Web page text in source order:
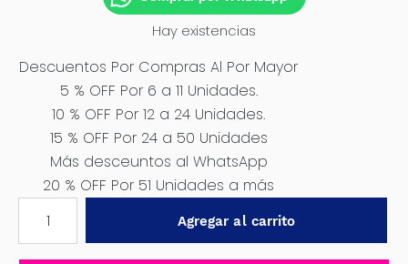
Hay existencias
Descuentos Por Compras Al Por Mayor
5 % OFF Por 6 a 11 Unidades.
10 % OFF Por 12 a 24 Unidades.
15 % OFF Por 24 a 50 Unidades
Más desceuntos al WhatsApp
20 % OFF Por 51 Unidades a más
COMBINADO
DE
Agregar al carrito